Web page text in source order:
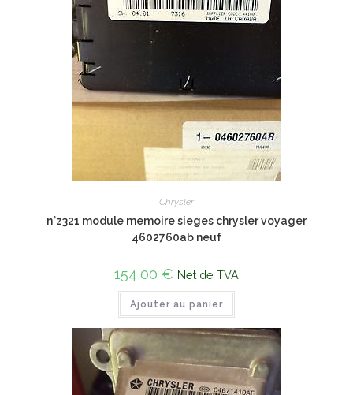
Chrysler
n°z321 module memoire sieges chrysler voyager
4602760ab neuf
154,00 € Net de TVA
Ajouter au panier